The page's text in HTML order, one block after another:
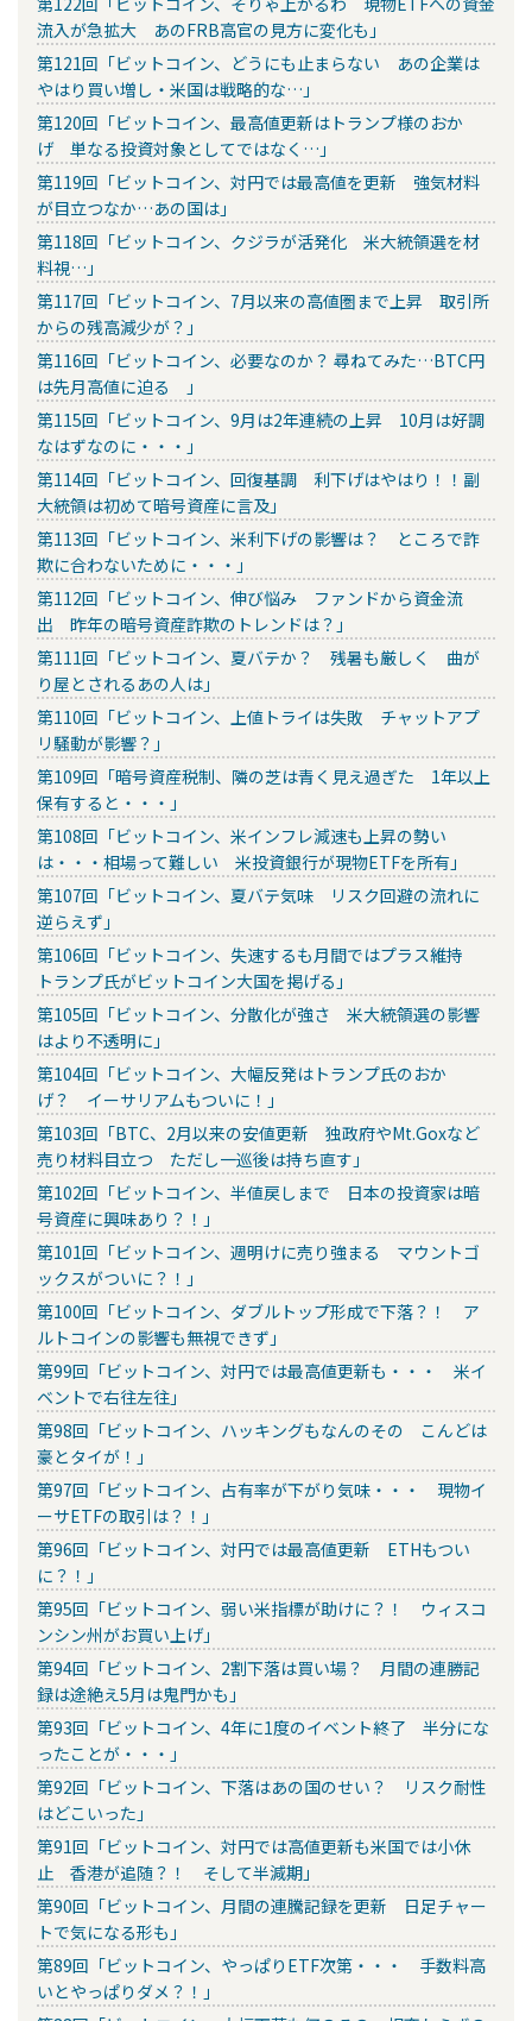
流入が急拡大 あのFRB高官の見方に変化も」
第121回「ビットコイン、どうにも止まらない あの企業は
やはり買い増し・米国は戦略的な…」
第120回「ビットコイン、最高値更新はトランプ様のおか
げ 単なる投資対象としてではなく…」
第119回「ビットコイン、対円では最高値を更新 強気材料
が目立つなか…あの国は」
第118回「ビットコイン、クジラが活発化 米大統領選を材
料視…」
第117回「ビットコイン、7月以来の高値圏まで上昇 取引所
からの残高減少が？」
第116回「ビットコイン、必要なのか？ 尋ねてみた…BTC円
は先月高値に迫る 」
第115回「ビットコイン、9月は2年連続の上昇 10月は好調
なはずなのに・・・」
第114回「ビットコイン、回復基調 利下げはやはり！！副
大統領は初めて暗号資産に言及」
第113回「ビットコイン、米利下げの影響は？ ところで詐
欺に合わないために・・・」
第112回「ビットコイン、伸び悩み ファンドから資金流
出 昨年の暗号資産詐欺のトレンドは？」
第111回「ビットコイン、夏バテか？ 残暑も厳しく 曲が
り屋とされるあの人は」
第110回「ビットコイン、上値トライは失敗 チャットアプ
リ騒動が影響？」
第109回「暗号資産税制、隣の芝は青く見え過ぎた 1年以上
保有すると・・・」
第108回「ビットコイン、米インフレ減速も上昇の勢い
は・・・相場って難しい 米投資銀行が現物ETFを所有」
第107回「ビットコイン、夏バテ気味 リスク回避の流れに
逆らえず」
第106回「ビットコイン、失速するも月間ではプラス維持
トランプ氏がビットコイン大国を掲げる」
第105回「ビットコイン、分散化が強さ 米大統領選の影響
はより不透明に」
第104回「ビットコイン、大幅反発はトランプ氏のおか
げ？ イーサリアムもついに！」
第103回「BTC、2月以来の安値更新 独政府やMt.Goxなど
売り材料目立つ ただし一巡後は持ち直す」
第102回「ビットコイン、半値戻しまで 日本の投資家は暗
号資産に興味あり？！」
第101回「ビットコイン、週明けに売り強まる マウントゴ
ックスがついに？！」
第100回「ビットコイン、ダブルトップ形成で下落？！ ア
ルトコインの影響も無視できず」
第99回「ビットコイン、対円では最高値更新も・・・ 米イ
ベントで右往左往」
第98回「ビットコイン、ハッキングもなんのその こんどは
豪とタイが！」
第97回「ビットコイン、占有率が下がり気味・・・ 現物イ
ーサETFの取引は？！」
第96回「ビットコイン、対円では最高値更新 ETHもつい
に？！」
第95回「ビットコイン、弱い米指標が助けに？！ ウィスコ
ンシン州がお買い上げ」
第94回「ビットコイン、2割下落は買い場？ 月間の連勝記
録は途絶え5月は鬼門かも」
第93回「ビットコイン、4年に1度のイベント終了 半分にな
ったことが・・・」
第92回「ビットコイン、下落はあの国のせい？ リスク耐性
はどこいった」
第91回「ビットコイン、対円では高値更新も米国では小休
止 香港が追随？！ そして半減期」
第90回「ビットコイン、月間の連騰記録を更新 日足チャー
トで気になる形も」
第89回「ビットコイン、やっぱりETF次第・・・ 手数料高
いとやっぱりダメ？！」